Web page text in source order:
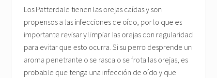
Los Patterdale tienen las orejas caídas y son
propensos a las infecciones de oído, por lo que es
importante revisar y limpiar las orejas con regularidad
para evitar que esto ocurra. Si su perro desprende un
aroma penetrante o se rasca o se frota las orejas, es
probable que tenga una infección de oído y que